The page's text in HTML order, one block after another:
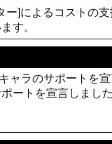
ー]によるコストの
す。
ャラのサポートを
ートを宣言しまし